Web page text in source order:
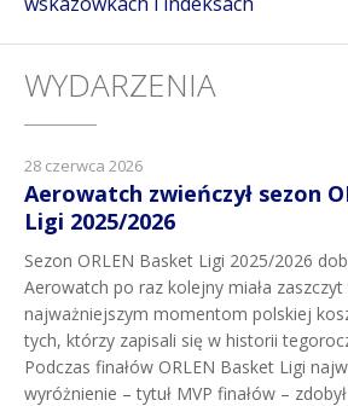
WYDARZENIA
28 czerwca 2026
Aerowatch zwieńczył sezon
Ligi 2025/2026
Sezon ORLEN Basket Ligi 2025/2026
Aerowatch po raz kolejny miała
najważniejszym momentom polskiej
tych, którzy zapisali się w historii
Podczas finałów ORLEN Basket Ligi
wyróżnienie – tytuł MVP finałów –